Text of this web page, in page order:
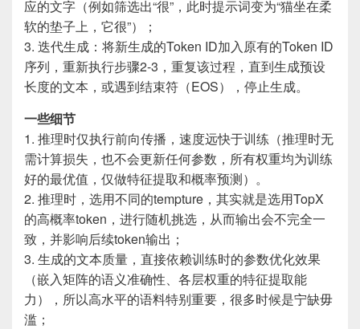
应的文字（例如筛选出“很”，此时提示词变为“猫坐在柔
软的垫子上，它很”）；
3. 迭代生成：将新生成的Token ID加入原有的Token ID
序列，重新执行步骤2-3，重复该过程，直到生成预设
长度的文本，或遇到结束符（EOS），停止生成。
一些细节
1. 推理时仅执行前向传播，速度远快于训练（推理时无
需计算损失，也不会更新任何参数，所有权重均为训练
好的最优值，仅做特征提取和概率预测）。
2. 推理时，选用不同的tempture，其实就是选用TopX
的高概率token，进行随机挑选，从而输出会不完全一
致，并影响后续token输出；
3. 生成的文本质量，直接依赖训练时的参数优化效果
（嵌入矩阵的语义准确性、各层权重的特征提取能
力），所以高水平的语料特别重要，很多时候是宁缺毋
滥；